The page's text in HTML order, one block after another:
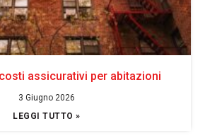
assicurativi per abitazioni
3 Giugno 2026
LEGGI TUTTO »